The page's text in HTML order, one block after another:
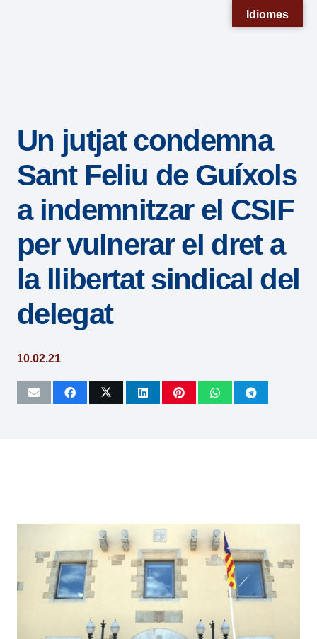
sistema
accesibilidad.
Un jutjat condemna
Sant Feliu de Guíxols
a indemnitzar el CSIF
per vulnerar el dret a
la llibertat sindical del
delegat
10.02.21
Idiomes